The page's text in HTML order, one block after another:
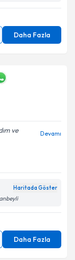
Daha Fazla
ve
Devamı
Haritada Göster
Daha Fazla